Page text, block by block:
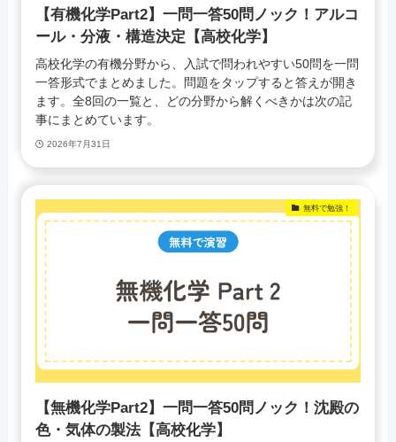
【有機化学Part2】一問一答50問ノック！アルコ
ール・分液・構造決定【高校化学】
高校化学の有機分野から、入試で問われやすい50問を一問
一答形式でまとめました。問題をタップすると答えが開き
ます。全8回の一覧と、どの分野から解くべきかは次の記
事にまとめています。
2026年7月31日
無料で勉強！
【無機化学Part2】一問一答50問ノック！沈殿の
色・気体の製法【高校化学】